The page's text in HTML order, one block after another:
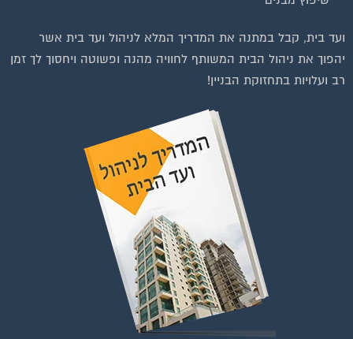
ועד בית, קבל במתנה את המדריך המלא לניהול ועד בית אשר
יהפוך את ניהול הבית המשותף לחוויה מהנה ופשוטה ויחסוך לך זמן
רב ועלויות בתחזוקת הבניין!
להצטרפות לחצו על התמונה או על הכפתור ושלחו בקשת הצטרפות בדף
הקבוצה
לחץ למעבר לקבוצה